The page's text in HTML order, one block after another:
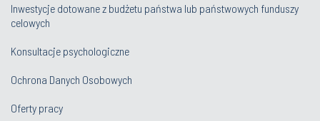
Inwestycje dotowane z budżetu państwa lub państwowych funduszy
celowych
Konsultacje psychologiczne
Ochrona Danych Osobowych
Oferty pracy